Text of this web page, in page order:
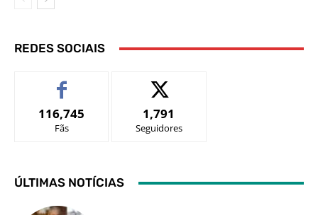
REDES SOCIAIS
116,745
Fãs
1,791
Seguidores
ÚLTIMAS NOTÍCIAS